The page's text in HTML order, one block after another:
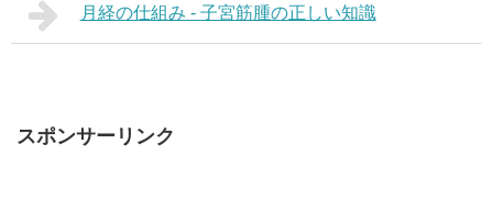
月経の仕組み - 子宮筋腫の正しい知識
スポンサーリンク